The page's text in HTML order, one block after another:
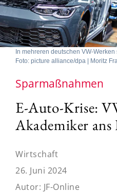
In mehreren deutschen VW-
Foto: picture alliance/dpa | Moritz
Sparmaßnahmen
E-Auto-Krise:
Akademiker ans
Wirtschaft
26. Juni 2024
Autor: JF-Online